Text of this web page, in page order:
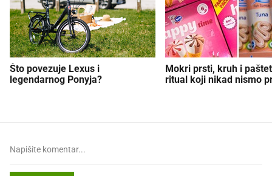
Što povezuje Lexus i
legendarnog Ponyja?
Mokri prsti, kruh i
ritual koji nikad nismo